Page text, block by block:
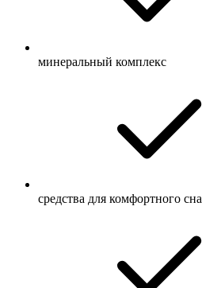
минеральный комплекс
средства для комфортного сна